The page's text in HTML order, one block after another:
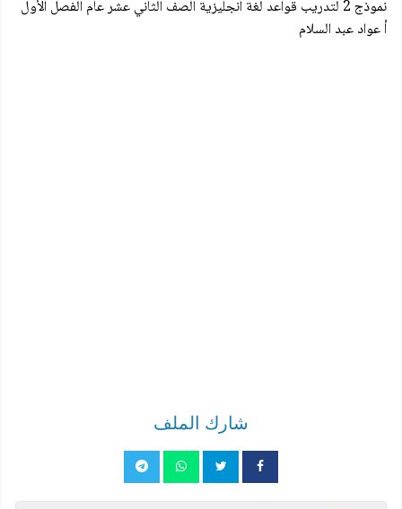
نموذج 2 لتدريب قواعد لغة انجليزية الصف الثاني عشر عام الفصل الأول
أ عواد عبد السلام
شارك الملف